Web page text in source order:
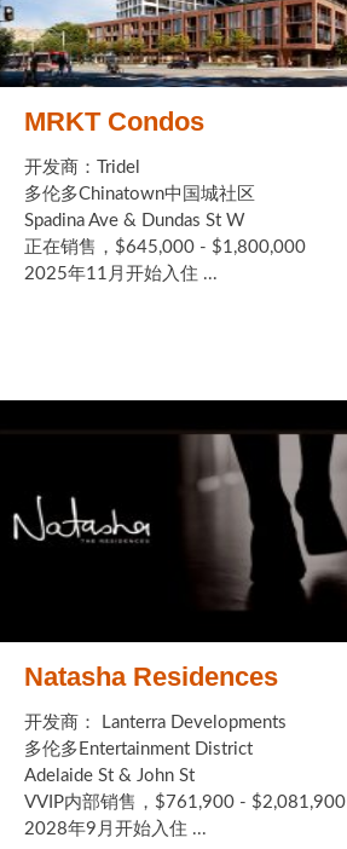
MRKT Condos
开发商：Tridel
多伦多Chinatown中国城社区
Spadina Ave & Dundas St W
正在销售，$645,000 - $1,800,000
2025年11月开始入住 ...
Natasha Residences
开发商： Lanterra Developments
多伦多Entertainment District
Adelaide St & John St
VVIP内部销售，$761,900 - $2,081,900
2028年9月开始入住 ...